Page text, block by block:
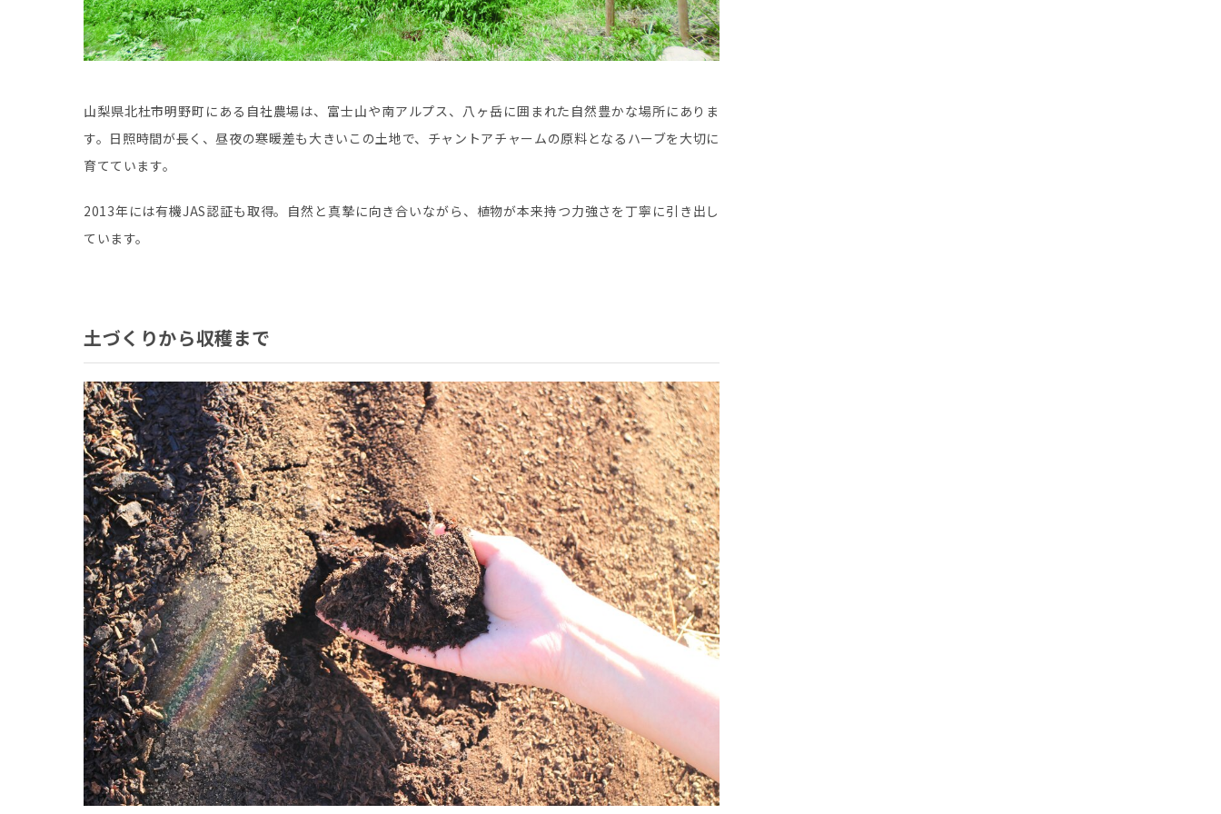
山梨県北杜市明野町にある自社農場は、富士山や南アルプス、八ヶ岳に囲まれた自然豊かな場所にありま
す。日照時間が長く、昼夜の寒暖差も大きいこの土地で、チャントアチャームの原料となるハーブを大切に
育てています。
2013年には有機JAS認証も取得。自然と真摯に向き合いながら、植物が本来持つ力強さを丁寧に引き出し
ています。
土づくりから収穫まで